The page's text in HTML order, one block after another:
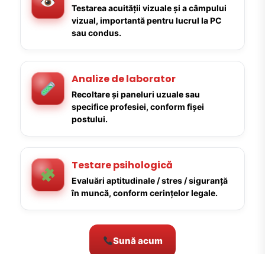
Testarea acuității vizuale și a câmpului
vizual, importantă pentru lucrul la PC
sau condus.
Analize de laborator
Recoltare și paneluri uzuale sau
specifice profesiei, conform fișei
postului.
Testare psihologică
Evaluări aptitudinale / stres / siguranță
în muncă, conform cerințelor legale.
Sună acum